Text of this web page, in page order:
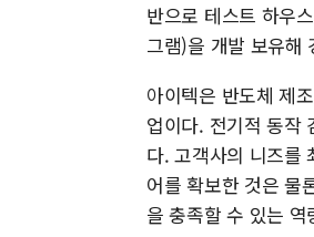
반으로 테스트 하우
그램)을 개발 보유해
아이텍은 반도체 제
업이다. 전기적 동작
다. 고객사의 니즈를
어를 확보한 것은 물
을 충족할 수 있는